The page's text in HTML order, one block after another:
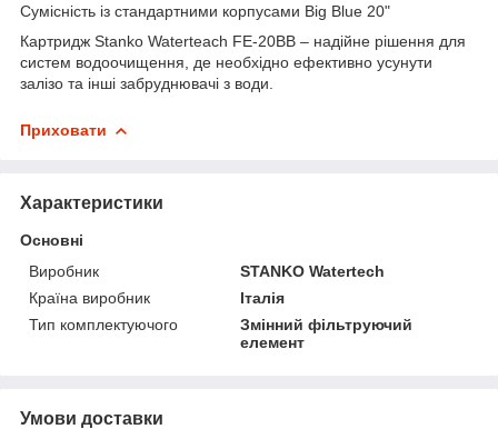
Сумісність із стандартними корпусами Big Blue 20"
Картридж Stanko Waterteach FE-20BB – надійне рішення для
систем водоочищення, де необхідно ефективно усунути
залізо та інші забруднювачі з води.
Приховати
Характеристики
Основні
Виробник
STANKO Watertech
Країна виробник
Італія
Тип комплектуючого
Змінний фільтруючий
елемент
Умови доставки